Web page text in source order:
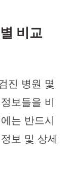
비교
진 병원 몇
보들을 비
는 반드시
보 및 상세